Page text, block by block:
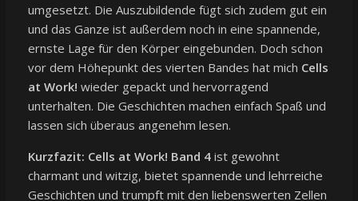
umgesetzt. Die Auszubildende fügt sich zudem gut ein
und das Ganze ist außerdem noch in eine spannende,
ernste Lage für den Körper eingebunden. Doch schon
vor dem Höhepunkt des vierten Bandes hat mich Cells
at Work! wieder gepackt und hervorragend
unterhalten. Die Geschichten machen einfach Spaß und
lassen sich überaus angenehm lesen.
Kurzfazit: Cells at Work! Band 4ist gewohnt
charmant und witzig, bietet spannende und lehrreiche
Geschichten und trumpft mit den liebenswerten Zellen